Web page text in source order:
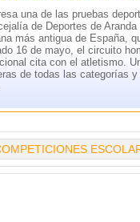
una de las pruebas
de Deportes de
más antigua de España,
16 de mayo, el circuito
cita con el atletismo.
de todas las categorías